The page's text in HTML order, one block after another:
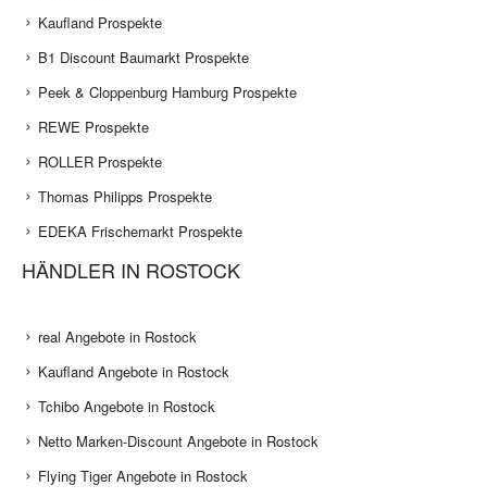
Kaufland Prospekte
B1 Discount Baumarkt Prospekte
Peek & Cloppenburg Hamburg Prospekte
REWE Prospekte
ROLLER Prospekte
Thomas Philipps Prospekte
EDEKA Frischemarkt Prospekte
HÄNDLER IN ROSTOCK
real Angebote in Rostock
Kaufland Angebote in Rostock
Tchibo Angebote in Rostock
Netto Marken-Discount Angebote in Rostock
Flying Tiger Angebote in Rostock